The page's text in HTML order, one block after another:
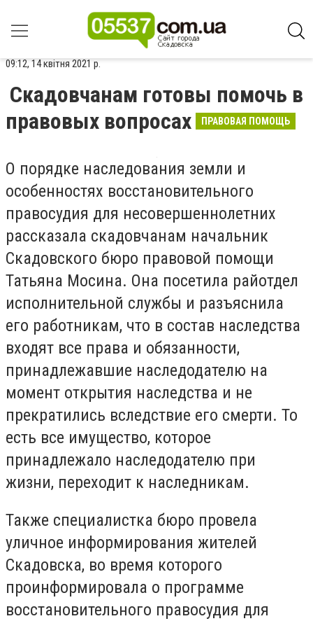
09:12, 14 квітня 2021 р.
Скадовчанам готовы помочь в
правовых вопросах
ПРАВОВАЯ ПОМОЩЬ
О порядке наследования земли и
особенностях восстановительного
правосудия для несовершеннолетних
рассказала скадовчанам начальник
Скадовского бюро правовой помощи
Татьяна Мосина. Она посетила райотдел
исполнительной службы и разъяснила
его работникам, что в состав наследства
входят все права и обязанности,
принадлежавшие наследодателю на
момент открытия наследства и не
прекратились вследствие его смерти. То
есть все имущество, которое
принадлежало наследодателю при
жизни, переходит к наследникам.
Также специалистка бюро провела
уличное информирования жителей
Скадовска, во время которого
проинформировала о программе
восстановительного правосудия для